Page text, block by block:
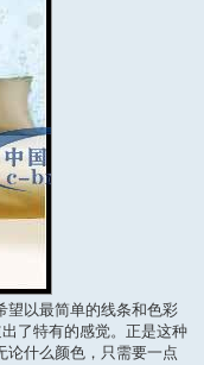
以最简单的线条和色彩
了特有的感觉。正是这种
论什么颜色，只需要一点